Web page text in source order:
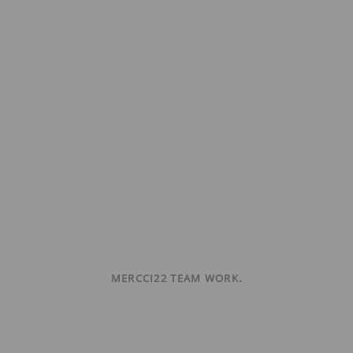
MERCCI22 TEAM WORK.